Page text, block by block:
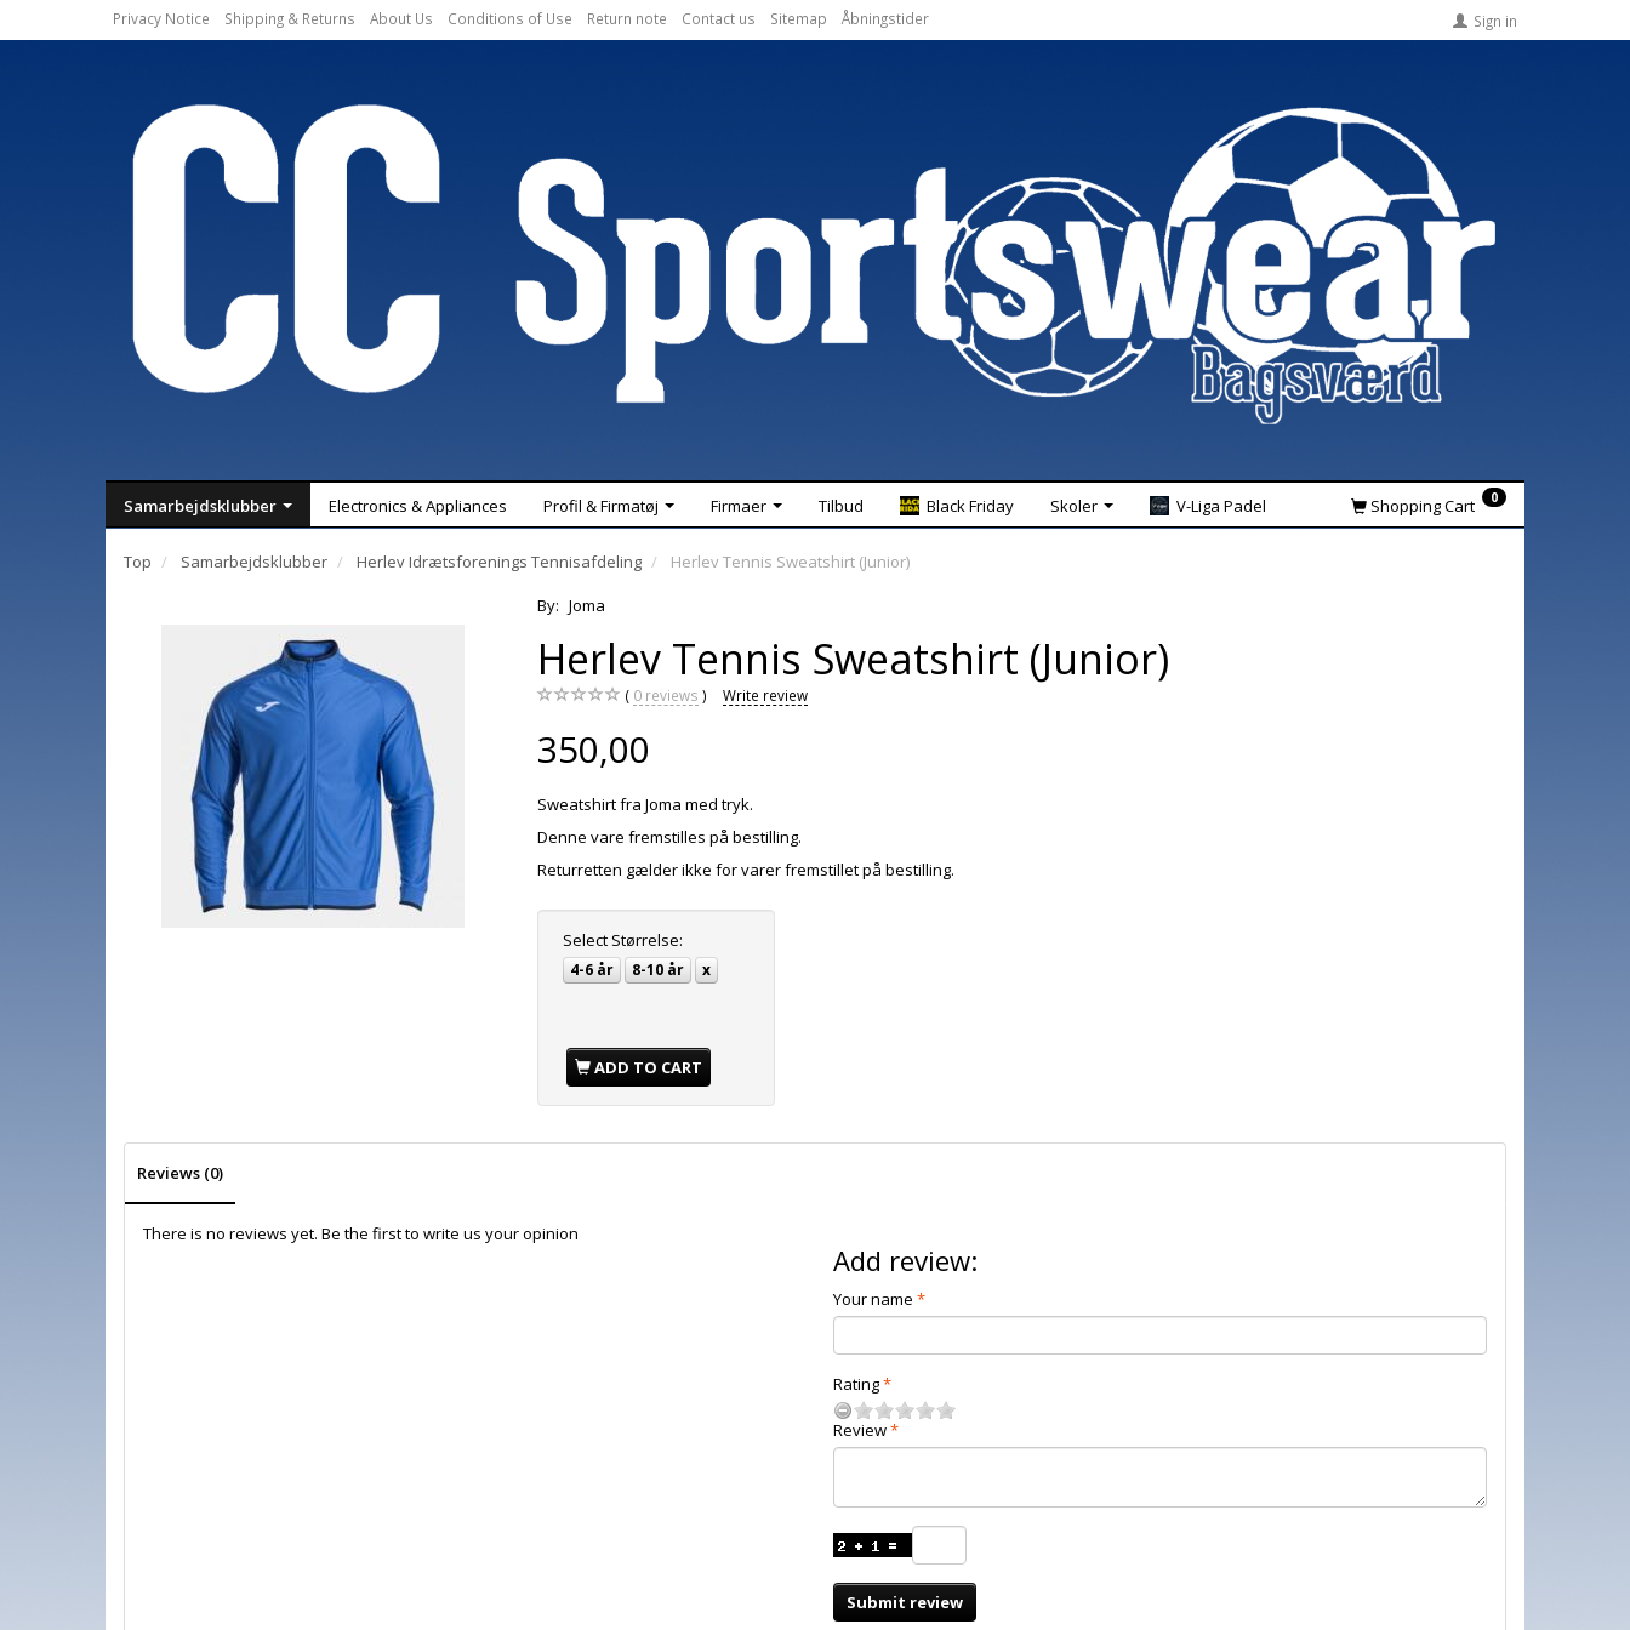
Privacy Notice Shipping & Returns About Us Conditions of Use Return note Contact us Sitemap Åbningstider Sign in
Samarbejdsklubber Electronics & Appliances Profil & Firmatøj Firmaer Tilbud Black Friday Skoler V-Liga Padel Shopping Cart 0
Top Samarbejdsklubber Herlev Idrætsforenings Tennisafdeling
Herlev Tennis Sweatshirt (Junior)
By: Joma
Herlev Tennis Sweatshirt (Junior)
0 reviews Write review
350,00
Sweatshirt fra Joma med tryk.
Denne vare fremstilles på bestilling.
Returretten gælder ikke for varer fremstillet på bestilling.
Select Størrelse:
4-6 år 8-10 år x
ADD TO CART
Reviews (0)
There is no reviews yet. Be the first to write us your opinion
Add review:
Your name
Rating
Review
Submit review